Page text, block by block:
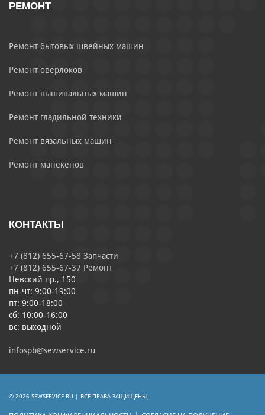
РЕМОНТ
Ремонт бытовых швейных машин
Ремонт оверлоков
Ремонт вышивальных машин
Ремонт гладильной техники
Ремонт вязальных машин
Ремонт манекенов
КОНТАКТЫ
+7 (812) 655-67-58 Запчасти
+7 (812) 655-67-37 Ремонт
Невский пр., 150
пн-чт: 9:00-19:00
пт: 9:00-18:00
сб: 10:00-16:00
вс: выходной
infospb@sewservice.ru
© 2026 SEWSERVICE.RU | ВСЕ ПРАВА ЗАЩИЩЕНЫ.